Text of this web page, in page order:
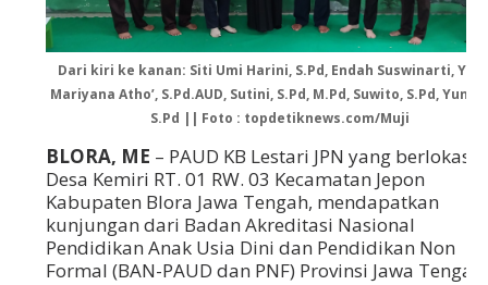
Dari kiri ke kanan: Siti Umi Harini, S.Pd, Endah Suswinarti,
Mariyana Atho’, S.Pd.AUD, Sutini, S.Pd, M.Pd, Suwito, S.Pd,
S.Pd || Foto : topdetiknews.com/Muji
BLORA, ME – PAUD KB Lestari JPN yang berlokasi
Desa Kemiri RT. 01 RW. 03 Kecamatan Jepon
Kabupaten Blora Jawa Tengah, mendapatkan
kunjungan dari Badan Akreditasi Nasional
Pendidikan Anak Usia Dini dan Pendidikan Non
Formal (BAN-PAUD dan PNF) Provinsi Jawa Tengah.